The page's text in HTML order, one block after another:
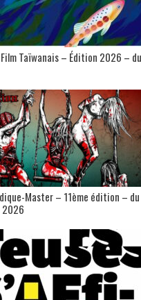
Taïwanais – Édition 2026 –
Master – 11ème édition –
2026